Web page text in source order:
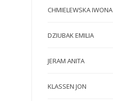
CHMIELEWSKA IWONA
DZIUBAK EMILIA
JERAM ANITA
KLASSEN JON